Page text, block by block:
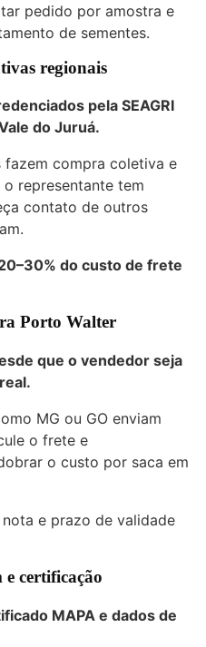
pedido por amostra e
de sementes.
regionais
pela SEAGRI
do Juruá.
fazem compra coletiva e
representante tem
contato de outros
do custo de frete
Porto Walter
que o vendedor seja
MG ou GO enviam
o frete e
o custo por saca em
e prazo de validade
e certificação
MAPA e dados de